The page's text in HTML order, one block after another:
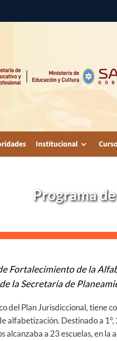
Institucional
Programa
Fortalecimiento de la
la Secretaría de
del Plan Jurisdiccional, tiene
alfabetización. Destinado a
alcanzaba a 23 escuelas, en